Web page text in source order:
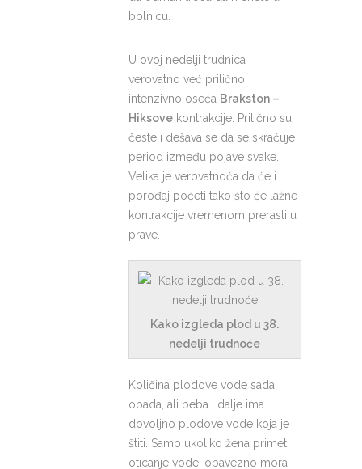
bolnicu.
U ovoj nedelji trudnica
verovatno već prilično
intenzivno oseća Brakston –
Hiksove kontrakcije. Prilično su
česte i dešava se da se skraćuje
period između pojave svake.
Velika je verovatnoća da će i
porođaj početi tako što će lažne
kontrakcije vremenom prerasti u
prave.
Kako izgleda plod u 38.
nedelji trudnoće
Količina plodove vode sada
opada, ali beba i dalje ima
dovoljno plodove vode koja je
štiti. Samo ukoliko žena primeti
oticanje vode, obavezno mora